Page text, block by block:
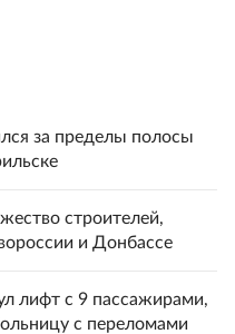
за пределы полосы
строителей,
и Донбассе
лифт с 9 пассажирами,
с переломами